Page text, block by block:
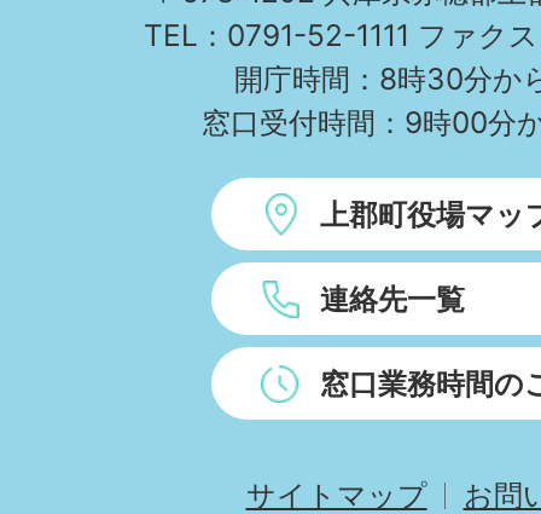
TEL：0791-52-1111 ファク
開庁時間：8時30分か
窓口受付時間：9時00分
上郡町役場マッ
連絡先一覧
窓口業務時間の
サイトマップ
お問